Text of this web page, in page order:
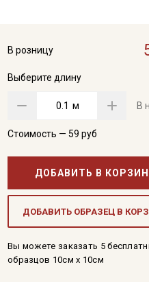
В розницу
Выберите длину
м В
Стоимость — 59 руб
ДОБАВИТЬ В
ДОБАВИТЬ ОБРАЗЕЦ В
Вы можете заказать 5
образцов 10см x 10см